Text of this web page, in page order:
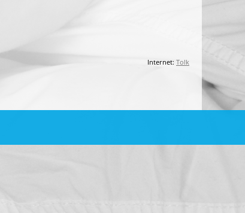
Internet: Tolk